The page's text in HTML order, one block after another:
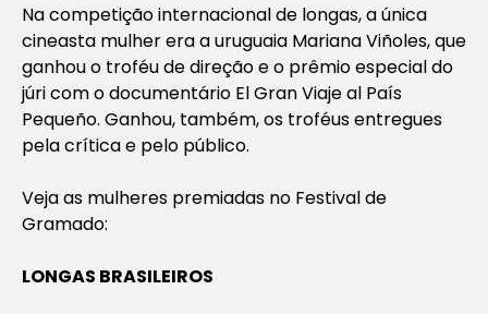
Na competição internacional de longas, a única
cineasta mulher era a uruguaia Mariana Viñoles, que
ganhou o troféu de direção e o prêmio especial do
júri com o documentário El Gran Viaje al País
Pequeño. Ganhou, também, os troféus entregues
pela crítica e pelo público.
Veja as mulheres premiadas no Festival de
Gramado:
LONGAS BRASILEIROS